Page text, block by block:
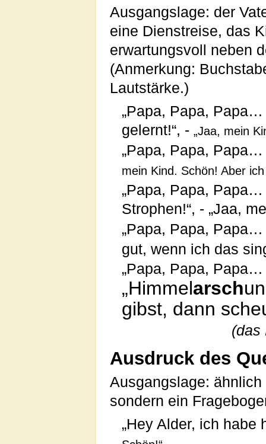
Ausgangslage: der
eine Dienstreise, das
erwartungsvoll neben
(Anmerkung:
Lautstärke.)
„Papa, Papa,
gelernt!“, -„Jaa, mein
„Papa, Papa,
mein Kind. Schön! Aber
„Papa, Papa,
Strophen!“, - „Jaa,
„Papa, Papa,
gut, wenn ich das
„Papa, Papa,
„Himmelarsch
gibst, dann
(das
Ausdruck des
Ausgangslage:
sondern ein
„Hey Alder, ich habe